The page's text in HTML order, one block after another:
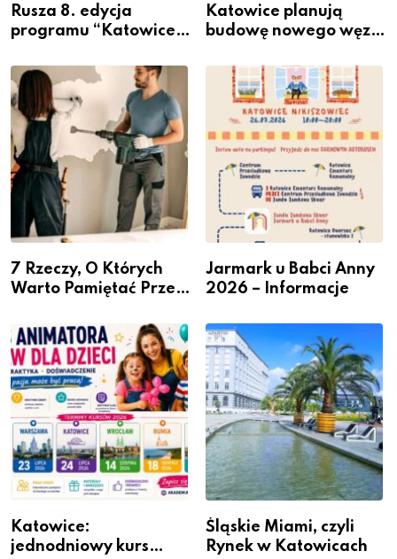
Rusza 8. edycja
programu “Katowice
– nabór dla
przedsiębiorców
Katowice planują
budowę nowego węzła
Podlesiu
7 Rzeczy, O Których
Warto Pamiętać Przed
Jarmark u Babci Anny
2026 – Informacje
Katowice:
jednodniowy kurs
Śląskie Miami, czyli
Rynek w Katowicach